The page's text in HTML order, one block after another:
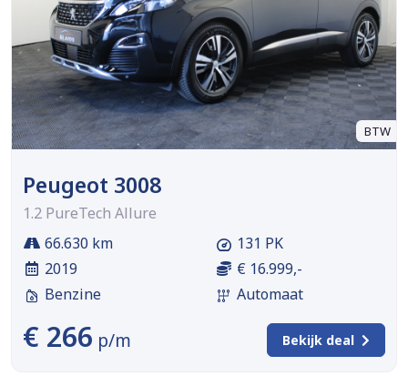
BTW
Peugeot 3008
1.2 PureTech Allure
66.630 km
2019
Benzine
131 PK
€ 16.999,-
Automaat
€ 266 p/m Bekijk deal